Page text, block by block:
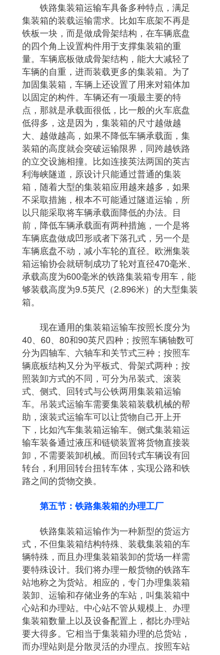
铁路集装箱运输车具备多种特点，满足
集装箱的装载运输需求。比如车底架不再是
铁板一块，而是做成骨架结构，在车辆底盘
的四个角上设置构件用于支撑集装箱的重
量。车辆底板做成骨架结构，能大大减轻了
车辆的自重，进而装载更多的集装箱。为了
加固集装箱，车辆上还设置了用来对箱体加
以固定的构件。车辆还有一项最主要的特
点，那就是承载面很低，比一般的火车底盘
低得多，这是因为，集装箱的尺寸越做越
大、越做越高，如果不降低车辆承载面，集
装箱的高度就会突破运输限界，同跨越铁路
的立交设施相撞。比如连接英法两国的英吉
利海峡隧道，原设计只能通过普通的集装
箱，随着大型的集装箱应用越来越多，如果
不采取措施，根本不可能通过隧道运输，所
以只能采取将车辆承载面降低的办法。目
前，降低车辆承载面有两种措施，一个是将
车辆底盘做成凹形或者下落孔式，另一个是
车辆底盘不动，减小车轮的直径。欧洲集装
箱运输协会就研制成功了轮对直径470毫米、
承载高度为600毫米的铁路集装箱专用车，能
够装载高度为9.5英尺（2.896米）的大型集装
箱。
现在通用的集装箱运输车按照长度分为
40、60、80和90英尺四种；按照车辆轴数可
分为四轴车、六轴车和关节式三种；按照车
辆底板结构又分为平板式、骨架式两种；按
照装卸方式的不同，可分为吊装式、滚装
式、侧式、回转式与公铁两用集装箱运输
车。吊装式运输车需要集装箱装载机械的帮
助，滚装式运输车可以让货物自己开上开
下，比如汽车集装箱运输车。侧式集装箱运
输车装备通过液压和链锁装置将货物直接装
卸，不需要装卸机械。而回转式车辆设有回
转台，利用回转台扭转车体，实现公路和铁
路之间的货物交换。
第五节：铁路集装箱的办理工厂
铁路集装箱运输作为一种新型的货运方
式，不但集装箱结构特殊、装载集装箱的车
辆特殊，而且办理集装箱装卸的货场一样需
要特殊设计。我们将办理一般货物的铁路车
站地称之为货站。相应的，专门办理集装箱
装卸、运输和存储业务的车站，叫集装箱中
心站和办理站。中心站不管从规模上、办理
集装箱数量上以及设备配置上，都比办理站
要大得多。它相当于集装箱办理的总货站，
而办理站则是分散灵活的办理点。按照车站